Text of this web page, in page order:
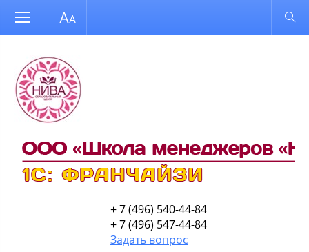
Размер шрифта Обычная версия
+ 7 (496) 540-44-84
+ 7 (496) 547-44-84
Задать вопрос